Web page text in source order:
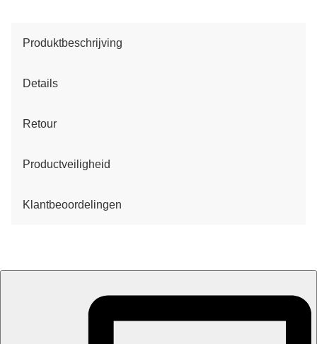
Produktbeschrijving
Details
Retour
Productveiligheid
Klantbeoordelingen